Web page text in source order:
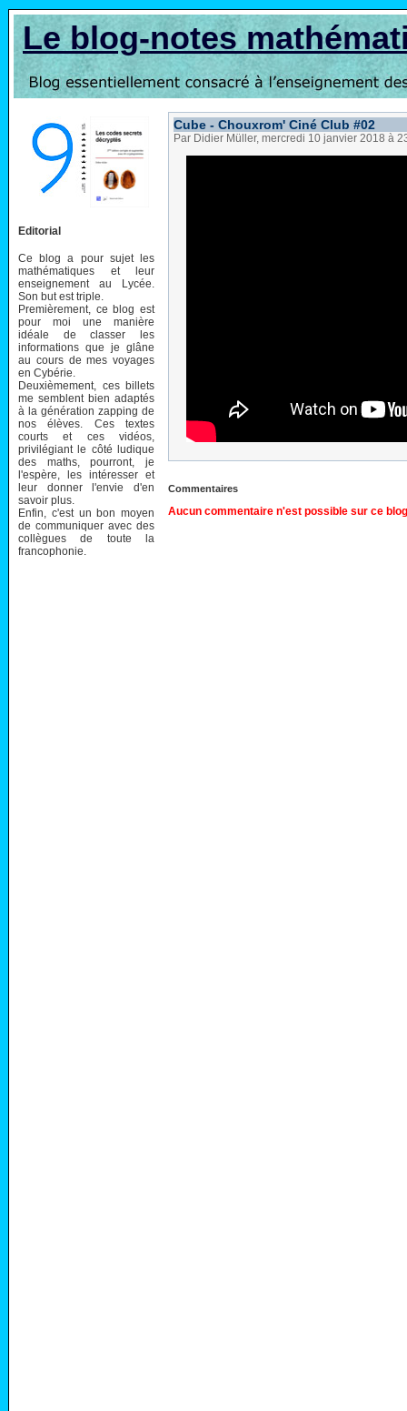
Le blog-notes
Editorial
Ce blog a pour sujet les
mathématiques et leur
enseignement au Lycée.
Son but est triple.
Premièrement, ce blog est
pour moi une manière
idéale de classer les
informations que je glâne
au cours de mes voyages
en Cybérie.
Deuxièmement, ces billets
me semblent bien adaptés
à la génération zapping de
nos élèves. Ces textes
courts et ces vidéos,
privilégiant le côté ludique
des maths, pourront, je
l'espère, les intéresser et
leur donner l'envie d'en
savoir plus.
Enfin, c'est un bon moyen
de communiquer avec des
collègues de toute la
francophonie.
Cube - Chouxrom' Ciné Club #02
Par Didier Müller, mercredi 10 janvier 2018 à
Commentaires
Aucun commentaire n'est possible sur ce